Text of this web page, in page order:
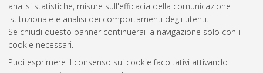
analisi statistiche, misure sull'efficacia della comunicazione
istituzionale e analisi dei comportamenti degli utenti.
Se chiudi questo banner continuerai la navigazione solo con i
cookie necessari.
Puoi esprimere il consenso sui cookie facoltativi attivando
Gestione del documento:
Atom